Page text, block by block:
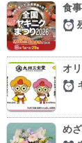
食
オ
め